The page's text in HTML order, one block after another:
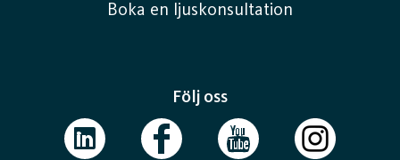
Boka en ljuskonsultation
Följ oss